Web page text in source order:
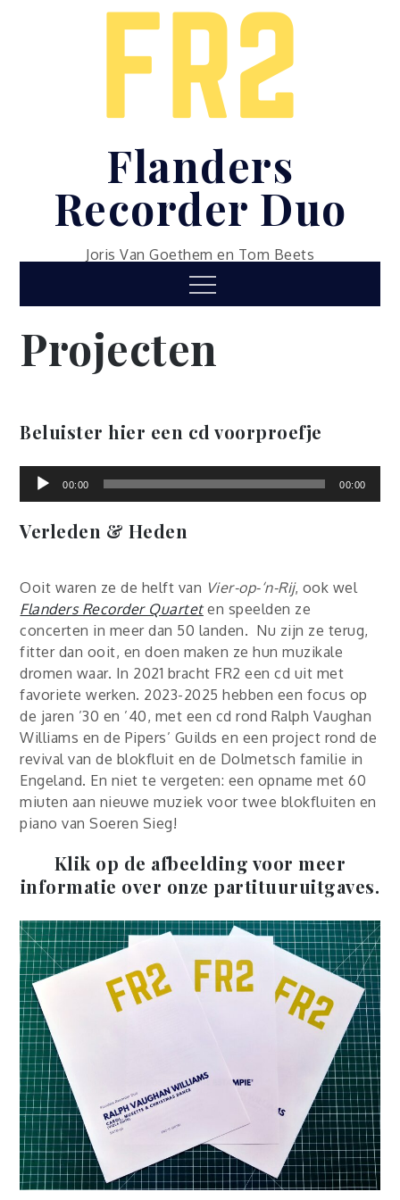
Flanders
Recorder Duo
Joris Van Goethem en Tom Beets
Menu
Projecten
Beluister hier een cd voorproefje
00:00 00:00
Verleden & Heden
Ooit waren ze de helft van Vier-op-‘n-Rij, ook wel
Flanders Recorder Quarteten speelden ze
concerten in meer dan 50 landen. Nu zijn ze terug,
fitter dan ooit, en doen maken ze hun muzikale
dromen waar. In 2021 bracht FR2 een cd uit met
favoriete werken. 2023-2025 hebben een focus op
de jaren ’30 en ’40, met een cd rond Ralph Vaughan
Williams en de Pipers’ Guilds en een project rond de
revival van de blokfluit en de Dolmetsch familie in
Engeland. En niet te vergeten: een opname met 60
miuten aan nieuwe muziek voor twee blokfluiten en
piano van Soeren Sieg!
Klik op de afbeelding voor meer
informatie over onze partituuruitgaves.